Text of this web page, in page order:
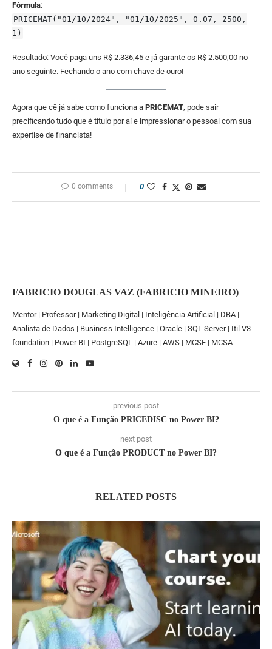
Fórmula:
PRICEMAT("01/10/2024", "01/10/2025", 0.07, 2500,
1)
Resultado: Você paga uns R$ 2.336,45 e já garante os R$ 2.500,00 no
ano seguinte. Fechando o ano com chave de ouro!
Agora que cê já sabe como funciona a PRICEMAT, pode sair
precificando tudo que é título por aí e impressionar o pessoal com sua
expertise de financista!
0 comments 0
FABRICIO DOUGLAS VAZ (FABRICIO MINEIRO)
Mentor | Professor | Marketing Digital | Inteligência Artificial | DBA |
Analista de Dados | Business Intelligence | Oracle | SQL Server | Itil V3
foundation | Power BI | PostgreSQL | Azure | AWS | MCSE | MCSA
previous post
O que é a Função PRICEDISC no Power BI?
next post
O que é a Função PRODUCT no Power BI?
RELATED POSTS